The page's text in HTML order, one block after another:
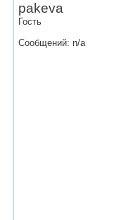
pakeva
Гость
Сообщений: n/a